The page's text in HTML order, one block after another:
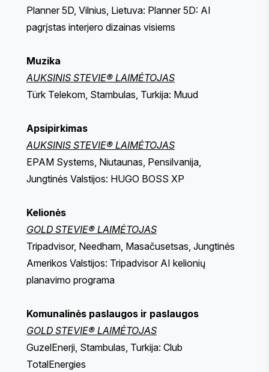
Planner 5D, Vilnius, Lietuva: Planner 5D: AI
pagrįstas interjero dizainas visiems
Muzika
AUKSINIS STEVIE® LAIMĖTOJAS
Türk Telekom, Stambulas, Turkija: Muud
Apsipirkimas
AUKSINIS STEVIE® LAIMĖTOJAS
EPAM Systems, Niutaunas, Pensilvanija,
Jungtinės Valstijos: HUGO BOSS XP
Kelionės
GOLD STEVIE® LAIMĖTOJAS
Tripadvisor, Needham, Masačusetsas, Jungtinės
Amerikos Valstijos: Tripadvisor AI kelionių
planavimo programa
Komunalinės paslaugos ir paslaugos
GOLD STEVIE® LAIMĖTOJAS
GuzelEnerji, Stambulas, Turkija: Club
TotalEnergies